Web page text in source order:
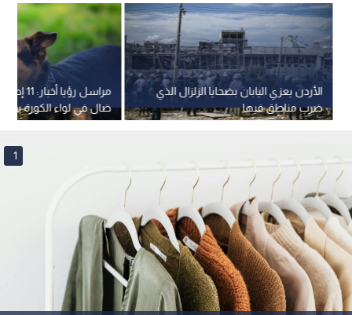
مراسل رؤيا
ضال في لواء الكورة
الأردن يعزي اليابان بضحايا الزلزال الذي
ضرب مناطق فيها
1